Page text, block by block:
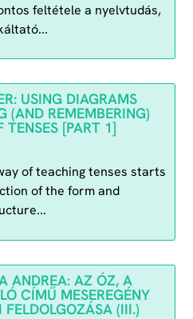
feltétele a nyelvtudás,
USING DIAGRAMS
(AND REMEMBERING)
TENSES [PART 1]
of teaching tenses starts
of the form and
ANDREA: AZ ÓZ, A
CÍMŰ MESEREGÉNY
FELDOLGOZÁSA (III.)